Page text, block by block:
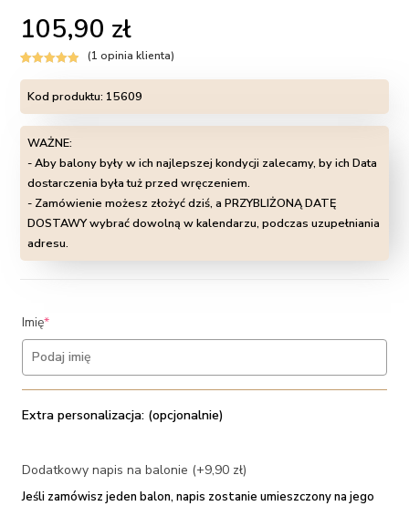
105,90 zł
5.00
na 5 na
oceny klienta
(1 opinia klienta)
Kod produktu: 15609
WAŻNE:
- Aby balony były w ich najlepszej kondycji zalecamy, by ich Data
dostarczenia była tuż przed wręczeniem.
- Zamówienie możesz złożyć dziś, a PRZYBLIŻONĄ DATĘ
DOSTAWY wybrać dowolną w kalendarzu, podczas uzupełniania
adresu.
Imię*(required)
Extra personalizacja: (opcjonalnie)
Dodatkowy napis na balonie (+9,90 zł)
Jeśli zamówisz jeden balon, napis zostanie umieszczony na jego